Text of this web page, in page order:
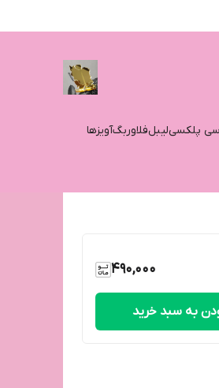
پلکسیلیبلفلاوربگآویزها
490,000
به سبد خرید